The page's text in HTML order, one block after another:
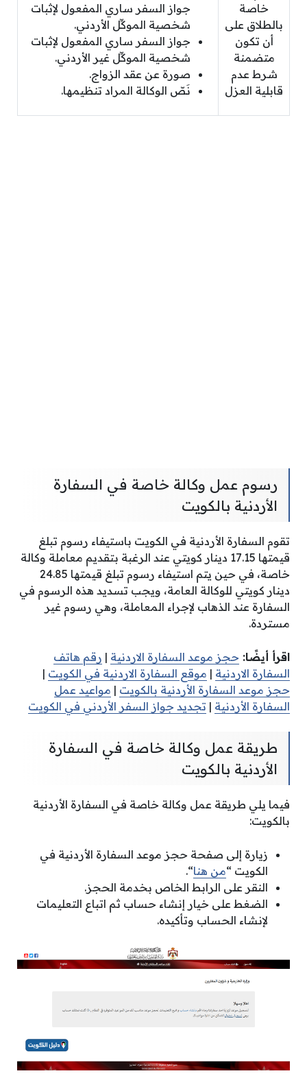
خاصة
بالطلاق على
أن تكون
متضمنة
شرط عدم
قابلية العزل
جواز السفر ساري المفعول لإثبات
شخصية الموكِّل الأردني.
جواز السفر ساري المفعول لإثبات
شخصية الموكِّل غير الأردني.
صورة عن عقد الزواج.
نَصّ الوكالة المراد تنظيمها.
رسوم عمل وكالة خاصة في السفارة
الأردنية بالكويت
تقوم السفارة الأردنية في الكويت باستيفاء رسوم تبلغ
قيمتها 17.15 دينار كويتي عند الرغبة بتقديم معاملة وكالة
خاصة، في حين يتم استيفاء رسوم تبلغ قيمتها 24.85
دينار كويتي للوكالة العامة، ويجب تسديد هذه الرسوم في
السفارة عند الذهاب لإجراء المعاملة، وهي رسوم غير
مستردة.
اقرأ أيضًا: حجز موعد السفارة الاردنية | رقم هاتف
السفارة الاردنية | موقع السفارة الاردنية في الكويت |
حجز موعد السفارة الأردنية بالكويت | مواعيد عمل
السفارة الأردنية | تجديد جواز السفر الأردني في الكويت
طريقة عمل وكالة خاصة في السفارة
الأردنية بالكويت
فيما يلي طريقة عمل وكالة خاصة في السفارة الأردنية
بالكويت:
زيارة إلى صفحة حجز موعد السفارة الأردنية في
الكويت “من هنا“.
النقر على الرابط الخاص بخدمة الحجز.
الضغط على خيار إنشاء حساب ثم اتباع التعليمات
لإنشاء الحساب وتأكيده.